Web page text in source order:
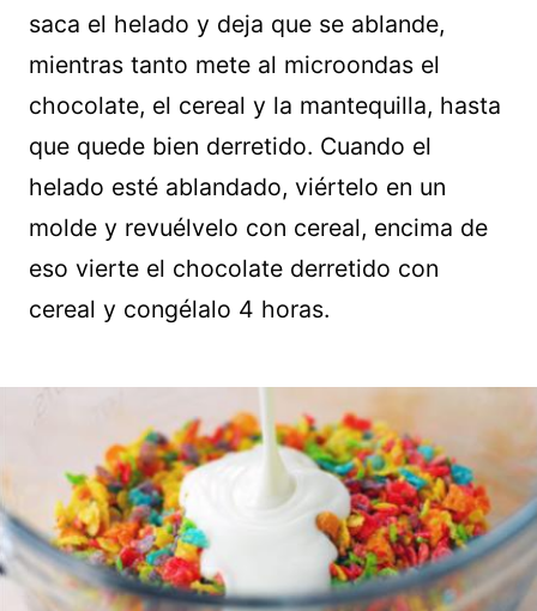
saca el helado y deja que se ablande,
mientras tanto mete al microondas el
chocolate, el cereal y la mantequilla, hasta
que quede bien derretido. Cuando el
helado esté ablandado, viértelo en un
molde y revuélvelo con cereal, encima de
eso vierte el chocolate derretido con
cereal y congélalo 4 horas.